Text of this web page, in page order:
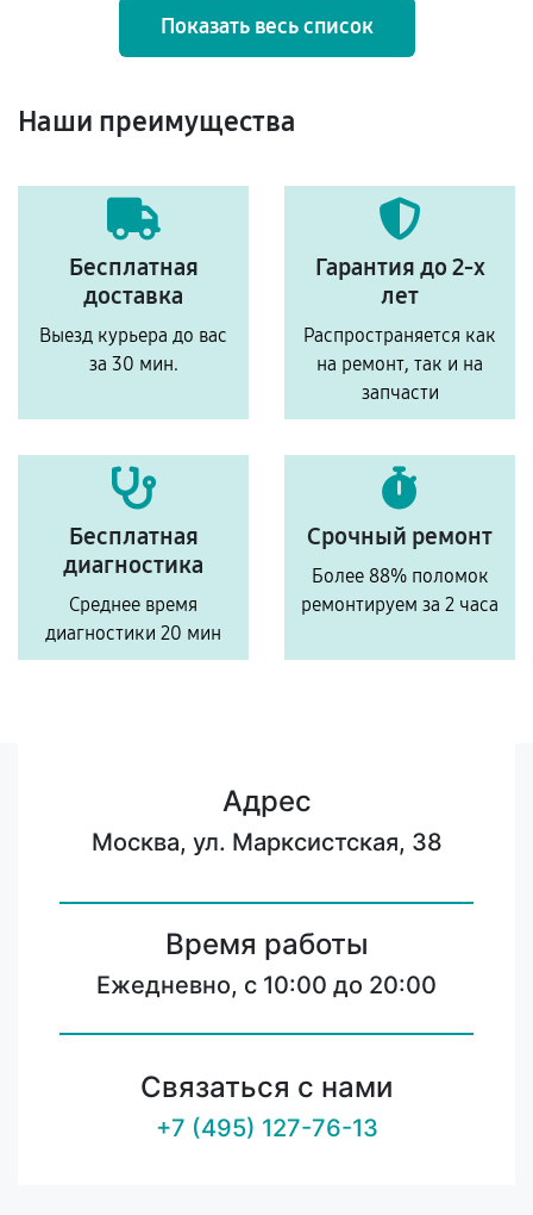
Показать весь список
Наши преимущества
Бесплатная
доставка
Выезд курьера до вас
за 30 мин.
Гарантия до 2-х
лет
Распространяется как
на ремонт, так и на
запчасти
Бесплатная
диагностика
Среднее время
диагностики 20 мин
Срочный ремонт
Более 88% поломок
ремонтируем за 2 часа
Адрес
Москва, ул. Марксистская, 38
Время работы
Ежедневно, с 10:00 до 20:00
Связаться с нами
+7 (495) 127-76-13